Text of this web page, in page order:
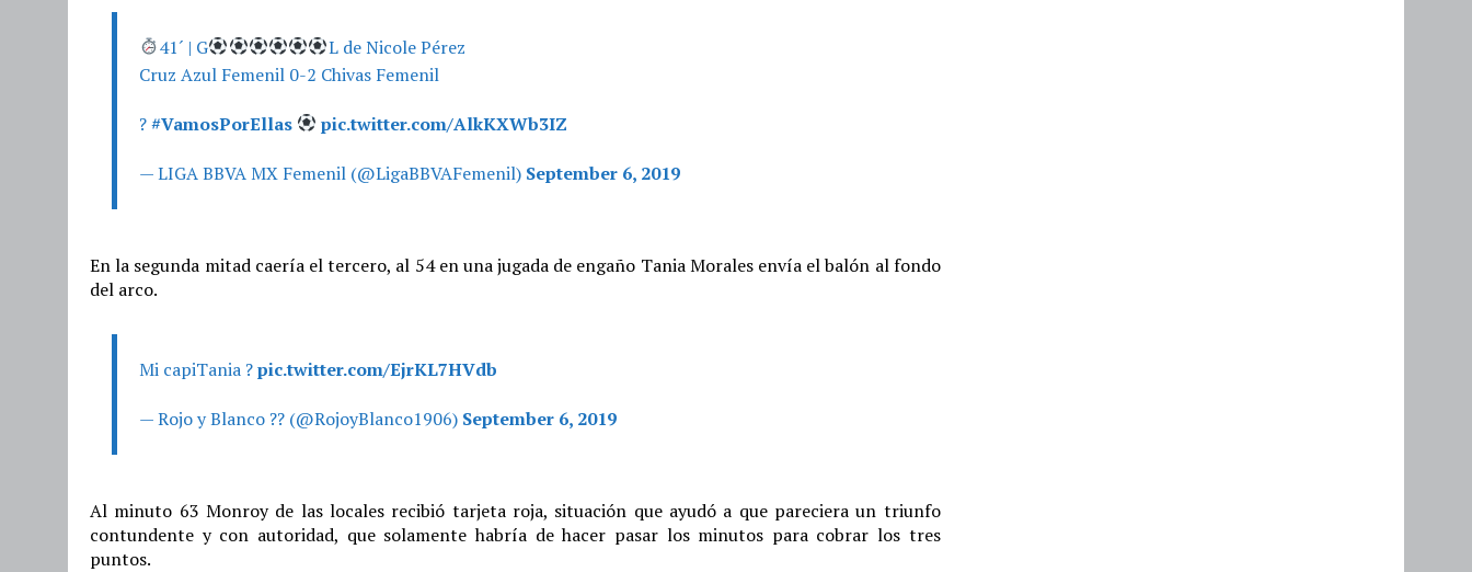
41´ | G
L de Nicole Pérez
Cruz Azul Femenil 0-2 Chivas Femenil
?#VamosPorEllas pic.twitter.com/AlkKXWb3IZ
— LIGA BBVA MX Femenil (@LigaBBVAFemenil) September 6, 2019
En la segunda mitad caería el tercero, al 54 en una jugada de engaño Tania Morales envía el balón al fondo
del arco.
Mi capiTania ?pic.twitter.com/EjrKL7HVdb
— Rojo y Blanco ?? (@RojoyBlanco1906) September 6, 2019
Al minuto 63 Monroy de las locales recibió tarjeta roja, situación que ayudó a que pareciera un triunfo
contundente y con autoridad, que solamente habría de hacer pasar los minutos para cobrar los tres
puntos.